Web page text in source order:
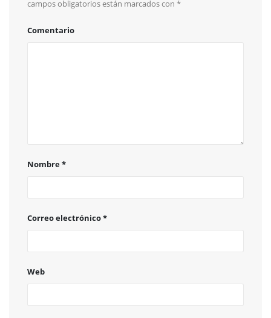
campos obligatorios están marcados con *
Comentario
Nombre*
Correo electrónico*
Web